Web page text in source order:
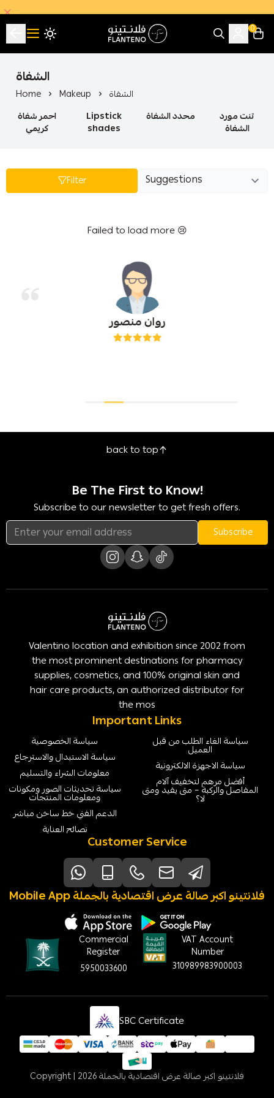
فلانتينو اكبر صالة عرض اقتصادية بالجملة
0
الشفاة
Home Makeup
الشفاة
احمر شفاة
كريمي
Lipstick
shades
محدد الشفاة تنت مورد
الشفاة
Filter
Failed to load more 😢
روان منصور
back to top
Be The First to Know!
Subscribe to our newsletter to get fresh offers.
Subscribe
Valentino location and exhibition since 2002 from
the most prominent destinations for pharmacy
supplies, cosmetics, and 100% original skin and
hair care products, an authorized distributor for
the mos
Important Links
سياسة الخصوصية
سياسة الاستبدال والاسترجاع
معلومات الشراء والتسليم
سياسة تحديثات الصور ومكونات
ومعلومات المنتجات
الدعم الفني خط ساخن مباشر
نصائح العناية
سياسة الغاء الطلب من قبل
العميل
سياسة الاجهزة الالكترونية
أفضل مرهم لتخفيف آلام
المفاصل والركبة – متى يفيد ومتى
لا؟
Customer Service
Mobile App فلانتينو اكبر صالة عرض اقتصادية بالجملة
Commercial
Register
5950033600
VAT Account
Number
310989983900003
SBC Certificate
Copyright | 2026فلانتينو اكبر صالة عرض اقتصادية بالجملة